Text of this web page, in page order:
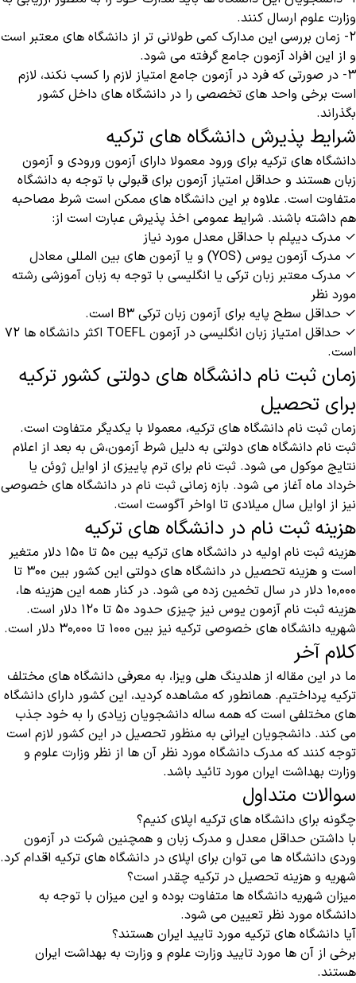
وزارت علوم ارسال کنند‌.
۲- زمان بررسی این مدارک کمی طولانی تر از دانشگاه های معتبر است
و از این افراد آزمون جامع گرفته می شود.
۳- در صورتی که فرد در آزمون جامع امتیاز لازم را کسب نکند، لازم
است برخی واحد های تخصصی را در دانشگاه های داخل کشور
بگذراند.
شرایط پذیرش دانشگاه های ترکیه
دانشگاه های ترکیه برای ورود معمولا دارای آزمون ورودی و آزمون
زبان هستند و حداقل امتیاز آزمون برای قبولی با توجه به دانشگاه
متفاوت است. علاوه بر این دانشگاه های ممکن است شرط مصاحبه
هم داشته باشند. شرایط عمومی اخذ پذیرش عبارت است از:
✓ مدرک دیپلم با حداقل معدل مورد نیاز
✓ مدرک آزمون یوس (YOS) و یا آزمون های بین المللی معادل
✓ مدرک معتبر زبان ترکی یا انگلیسی با توجه به زبان آموزشی رشته
مورد نظر
✓ حداقل سطح پایه برای آزمون زبان ترکی B3 است.
✓ حداقل امتیاز زبان انگلیسی در آزمون TOEFL اکثر دانشگاه ها ۷۲
است.
زمان ثبت نام دانشگاه های دولتی کشور ترکیه
برای تحصیل
زمان ثبت نام دانشگاه های ترکیه، معمولا با یکدیگر متفاوت است.
ثبت نام دانشگاه های دولتی به دلیل شرط آزمون،ش به بعد از اعلام
نتایج موکول می شود. ثبت نام برای ترم پاییزی از اوایل ژوئن یا
خرداد ماه آغاز می شود. بازه زمانی ثبت نام در دانشگاه های خصوصی
نیز از اوایل سال میلادی تا اواخر آگوست است.
هزینه ثبت نام در دانشگاه های ترکیه
هزینه ثبت نام اولیه در دانشگاه های ترکیه بین ۵۰ تا ۱۵۰ دلار متغیر
است و هزینه تحصیل در دانشگاه های دولتی این کشور بین ۳۰۰ تا
۱۰,۰۰۰ دلار در سال تخمین زده می شود. در کنار همه این هزینه ها،
هزینه ثبت نام آزمون یوس نیز چیزی حدود ۵۰ تا ۱۲۰ دلار است.
شهریه دانشگاه های خصوصی ترکیه نیز بین ۱۰۰۰ تا ۳۰,۰۰۰ دلار است.
کلام آخر
ما در این مقاله از هلدینگ هلی ویزا، به معرفی دانشگاه های مختلف
ترکیه پرداختیم. همانطور که مشاهده کردید، این کشور دارای دانشگاه
های مختلفی است که همه ساله دانشجویان زیادی را به خود جذب
می کند. دانشجویان ایرانی به منظور تحصیل در این کشور لازم است
توجه کنند که مدرک دانشگاه مورد نظر آن ها از نظر وزارت علوم و
وزارت بهداشت ایران مورد تائید باشد.
سوالات متداول
چگونه برای دانشگاه های ترکیه اپلای کنیم؟
با داشتن حداقل معدل و مدرک زبان و همچنین شرکت در آزمون
وردی دانشگاه ها می توان برای اپلای در دانشگاه های ترکیه اقدام کرد.
شهریه و هزینه تحصیل در ترکیه چقدر است؟
میزان شهریه دانشگاه ها متفاوت بوده و این میزان با توجه به
دانشگاه مورد نظر تعیین می شود.
آیا دانشگاه های ترکیه مورد تایید ایران هستند؟
برخی از آن ها مورد تایید وزارت علوم و وزارت به بهداشت ایران
هستند.